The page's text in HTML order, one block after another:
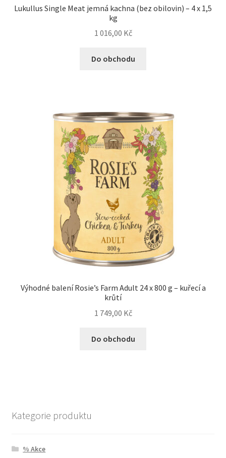
Lukullus Single Meat jemná kachna (bez obilovin) – 4 x 1,5
kg
1 016,00 Kč
Do obchodu
Výhodné balení Rosie’s Farm Adult 24 x 800 g – kuřecí a
krůtí
1 749,00 Kč
Do obchodu
Kategorie produktu
% Akce